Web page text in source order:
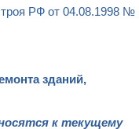
РФ от 04.08.1998 №
зданий,
к текущему